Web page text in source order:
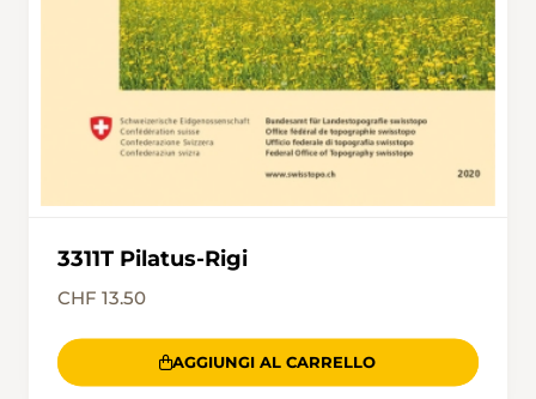
Rigi‑Bahn entweder zurück nach Vitznau oder
via Rigi Staffel/Rigi Kulm zum Hochperron¹ der
Bahn nach Arth‑Goldau führt.
3311T Pilatus-Rigi
CHF 13.50
AGGIUNGI AL CARRELLO